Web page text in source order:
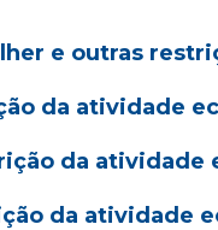
e outras
da atividade
da atividade
da atividade